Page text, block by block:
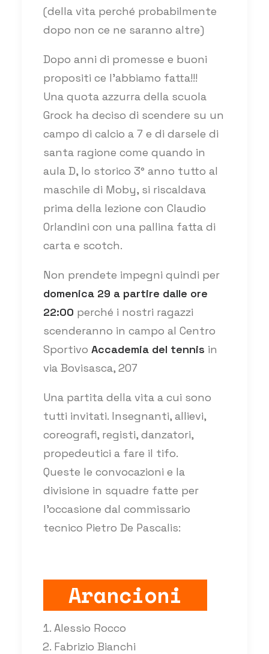
(della vita perché probabilmente
dopo non ce ne saranno altre)
Dopo anni di promesse e buoni
propositi ce l’abbiamo fatta!!!
Una quota azzurra della scuola
Grock ha deciso di scendere su un
campo di calcio a 7 e di darsele di
santa ragione come quando in
aula D, lo storico 3° anno tutto al
maschile di Moby, si riscaldava
prima della lezione con Claudio
Orlandini con una pallina fatta di
carta e scotch.
Non prendete impegni quindi per
domenica 29 a partire dalle ore
22:00 perché i nostri ragazzi
scenderanno in campo al Centro
Sportivo Accademia del tennis in
via Bovisasca, 207
Una partita della vita a cui sono
tutti invitati. Insegnanti, allievi,
coreografi, registi, danzatori,
propedeutici a fare il tifo.
Queste le convocazioni e la
divisione in squadre fatte per
l’occasione dal commissario
tecnico Pietro De Pascalis:
Arancioni
Alessio Rocco
Fabrizio Bianchi